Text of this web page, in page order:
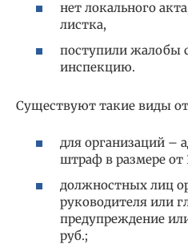
нет локального
листка,
поступили жалобы
инспекцию.
Существуют такие виды
для организаций –
штраф в размере от
должностных лиц
руководителя или
предупреждение
руб.;